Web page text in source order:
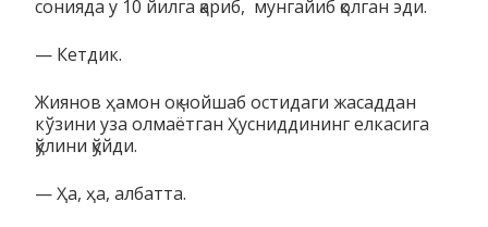
сонияда у 10 йилга қариб, мунгайиб қолган эди.
— Кетдик.
Жиянов ҳамон оқ чойшаб остидаги жасаддан
кўзини уза олмаётган Ҳусниддининг елкасига
қўлини қўйди.
— Ҳа, ҳа, албатта.